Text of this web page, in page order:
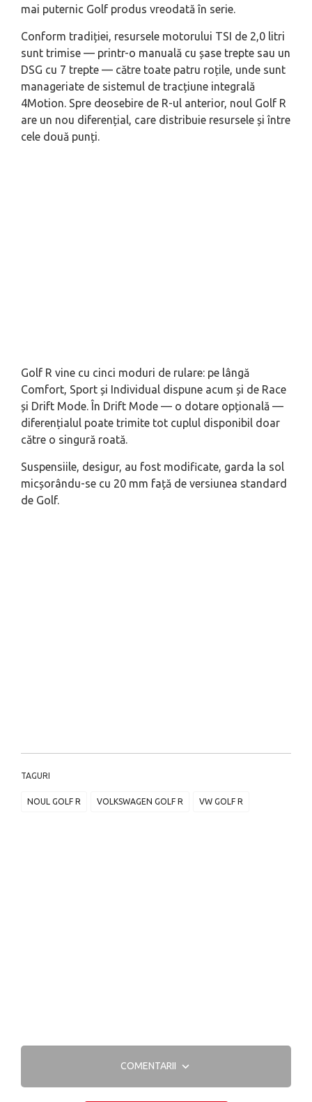
mai puternic Golf produs vreodată în serie.
Conform tradiției, resursele motorului TSI de 2,0 litri
sunt trimise — printr-o manuală cu șase trepte sau un
DSG cu 7 trepte — către toate patru roțile, unde sunt
manageriate de sistemul de tracțiune integrală
4Motion. Spre deosebire de R-ul anterior, noul Golf R
are un nou diferențial, care distribuie resursele și între
cele două punți.
Golf R vine cu cinci moduri de rulare: pe lângă
Comfort, Sport și Individual dispune acum și de Race
și Drift Mode. În Drift Mode — o dotare opțională —
diferențialul poate trimite tot cuplul disponibil doar
către o singură roată.
Suspensiile, desigur, au fost modificate, garda la sol
micșorându-se cu 20 mm față de versiunea standard
de Golf.
TAGURI
NOUL GOLF R VOLKSWAGEN GOLF R VW GOLF R
COMENTARII